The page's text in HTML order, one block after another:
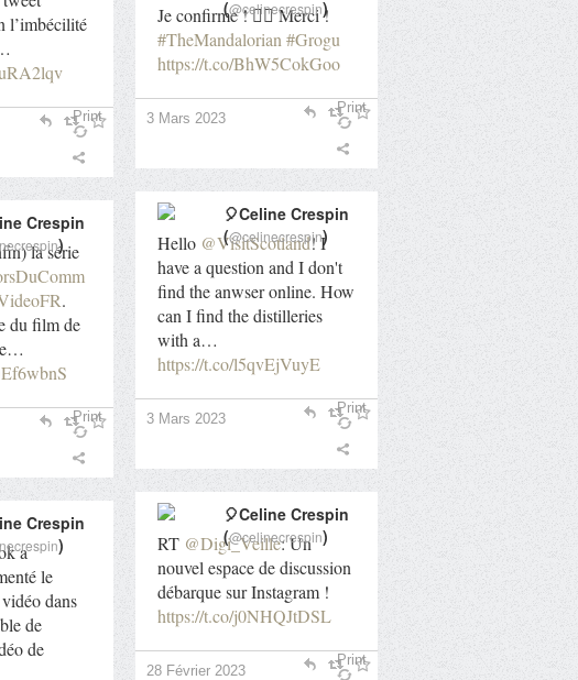
l’imbécilité
Print
Je confirme ! 👍🏻 Merci !
#TheMandalorian #Grogu
https://t.co/BhW5CokGoo
(@celinecrespin)
3 Mars 2023
Print
Hello @VisitScotland! I
have a question and I don't
find the anwser online. How
can I find the distilleries
with a…
https://t.co/l5qvEjVuyE
🎈Celine Crespin
(@celinecrespin)
3 Mars 2023
Print
la série
.
du film de
Crespin
)
Print
RT @Digi_Veille: Un
nouvel espace de discussion
débarque sur Instagram !
https://t.co/j0NHQJtDSL
🎈Celine Crespin
(@celinecrespin)
28 Février 2023
Print
a
le
dans
de
de
Crespin
)